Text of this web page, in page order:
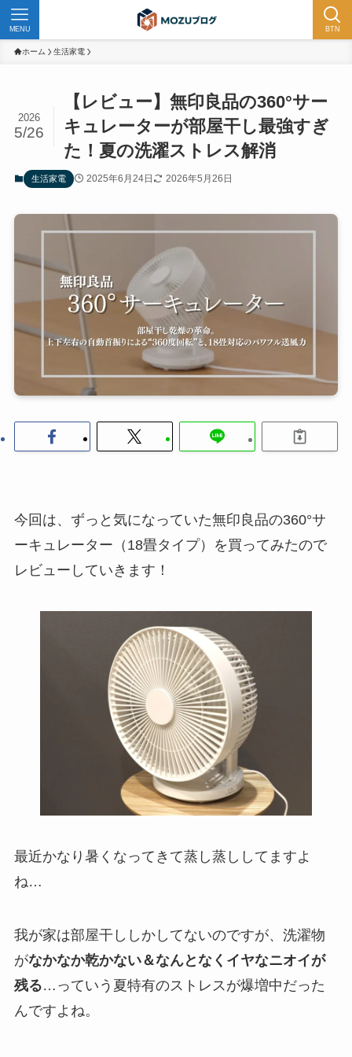
BTN
MENU
ホーム 生活家電
【レビュー】無印良品の360°サー
キュレーターが部屋干し最強すぎ
た！夏の洗濯ストレス解消
2026
5/26
生活家電 2025年6月24日 2026年5月26日
今回は、ずっと気になっていた無印良品の360°サ
ーキュレーター（18畳タイプ）を買ってみたので
レビューしていきます！
最近かなり暑くなってきて蒸し蒸ししてますよ
ね…
我が家は部屋干ししかしてないのですが、洗濯物
がなかなか乾かない＆なんとなくイヤなニオイが
残る…っていう夏特有のストレスが爆増中だった
んですよね。